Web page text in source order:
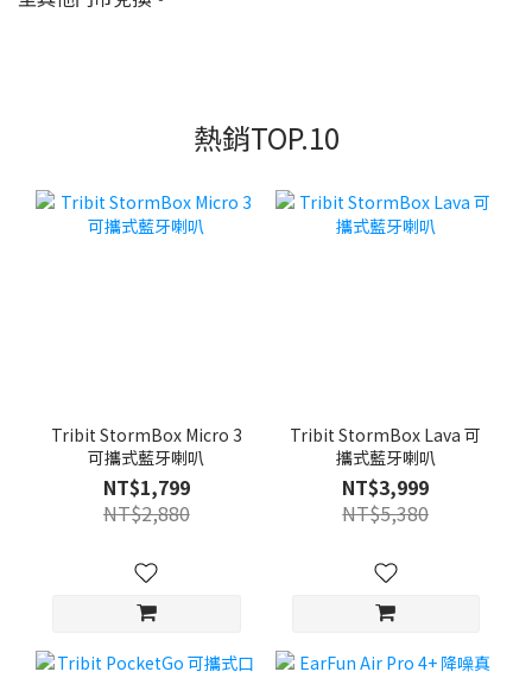
熱銷TOP.10
Tribit StormBox Micro 3
可攜式藍牙喇叭
NT$1,799
NT$2,880
Tribit StormBox Lava 可
攜式藍牙喇叭
NT$3,999
NT$5,380